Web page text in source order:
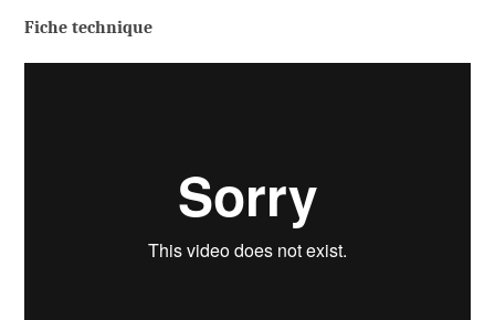
Fiche technique